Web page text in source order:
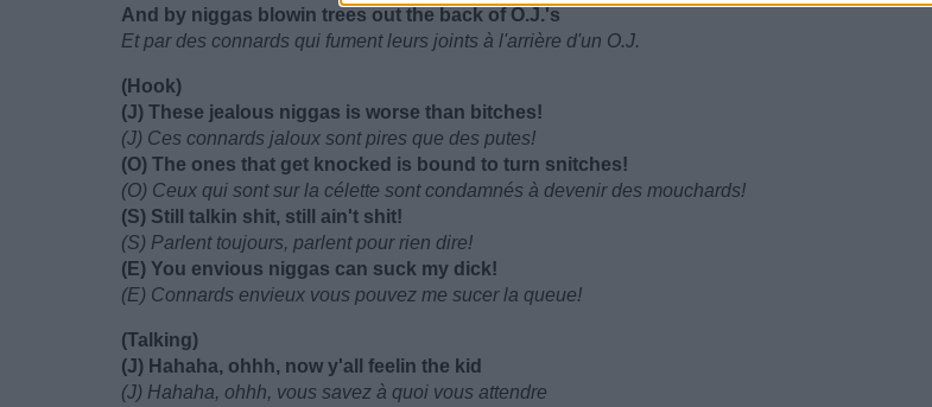
And by niggas blowin trees out the back of O.J.'s
Et par des connards qui fument leurs joints à l'arrière d'un O.J.
(Hook)
(J) These jealous niggas is worse than bitches!
(J) Ces connards jaloux sont pires que des putes!
(O) The ones that get knocked is bound to turn snitches!
(O) Ceux qui sont sur la célette sont condamnés à devenir des mouchards!
(S) Still talkin shit, still ain't shit!
(S) Parlent toujours, parlent pour rien dire!
(E) You envious niggas can suck my dick!
(E) Connards envieux vous pouvez me sucer la queue!
(Talking)
(J) Hahaha, ohhh, now y'all feelin the kid
(J) Hahaha, ohhh, vous savez à quoi vous attendre